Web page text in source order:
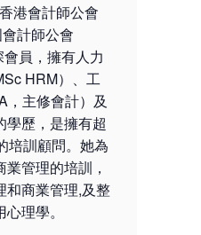
港會計師公會
會計師公會
會員，擁有人力
HRM）、工
，主修會計）及
學歷，是擁有超
培訓顧問。她為
管理的培訓，
和商業管理,及整
理學。